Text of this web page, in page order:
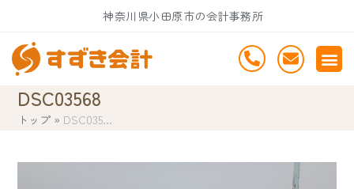
content
神奈川県小田原市の会計事務所
DSC03568
トップ » DSC035…